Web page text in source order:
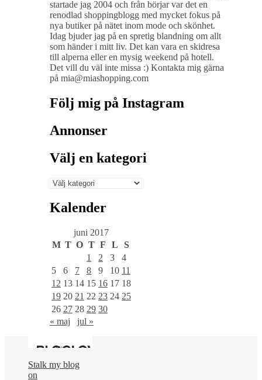
startade jag 2004 och från börjar var det en
renodlad shoppingblogg med mycket fokus på
nya butiker på nätet inom mode och skönhet.
Idag bjuder jag på en spretig blandning om allt
som händer i mitt liv. Det kan vara en skidresa
till alperna eller en mysig weekend på hotell.
Det vill du väl inte missa :) Kontakta mig gärna
på mia@miashopping.com
Följ mig på Instagram
Annonser
Välj en kategori
Välj
kategori
Kalender
juni 2017
M T O T F L
S
1
2 3
4
5
6 7 8 9 10 11
12 13 14 15 16 17 18
19 20 21 22 23 24 25
26 27 28 29 30
« maj
jul »
Stalk my blog
on